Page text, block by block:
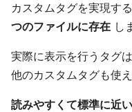
カスタムタグを実現す
つのファイルに存在 し
実際に表示を行うタグ
他のカスタムタグも使え
読みやすくて標準に近